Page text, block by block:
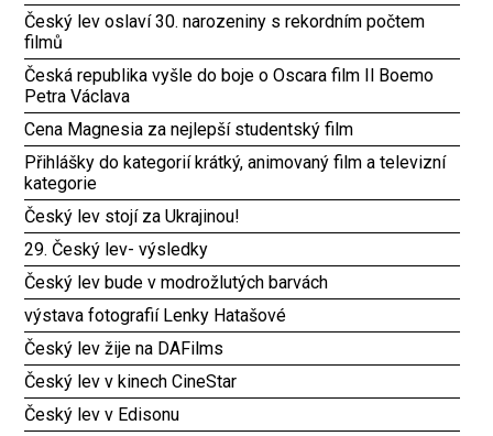
Český lev oslaví 30. narozeniny s rekordním počtem
filmů
Česká republika vyšle do boje o Oscara film Il Boemo
Petra Václava
Cena Magnesia za nejlepší studentský film
Přihlášky do kategorií krátký, animovaný film a televizní
kategorie
Český lev stojí za Ukrajinou!
29. Český lev- výsledky
Český lev bude v modrožlutých barvách
výstava fotografií Lenky Hatašové
Český lev žije na DAFilms
Český lev v kinech CineStar
Český lev v Edisonu